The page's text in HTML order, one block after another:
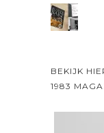
BEKIJK
1983